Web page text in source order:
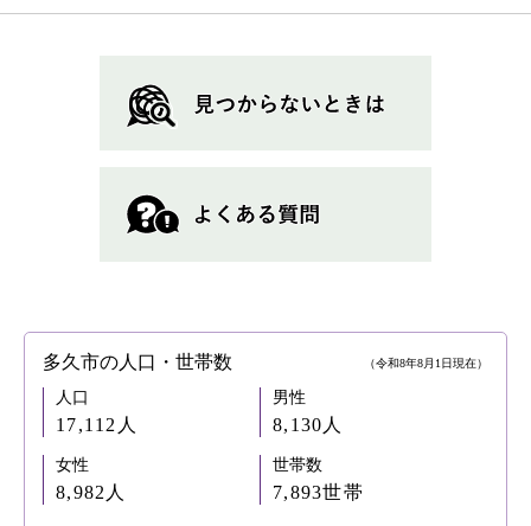
多久市の人口・世帯数 （令和8年8月1日現在）
人口
17,112人
男性
8,130人
女性
8,982人
世帯数
7,893世帯